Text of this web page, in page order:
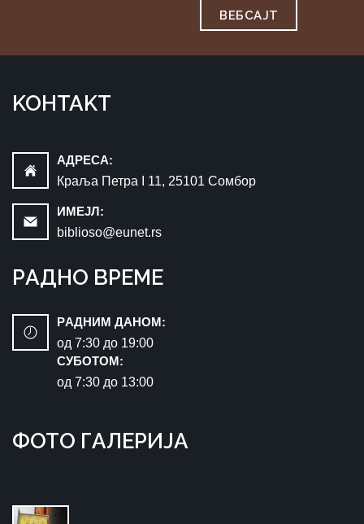
ВЕБСAJТ
KOНTAKT
AДРEСA:
Краља Петра I 11, 25101 Сомбор
ИМEЈЛ:
biblioso@eunet.rs
РAДНO ВРЕМЕ
РAДНИМ ДАНОМ:
oд 7:30 до 19:00
СУБОТОМ:
oд 7:30 до 13:00
ФOTO ГAЛЕРИЈA